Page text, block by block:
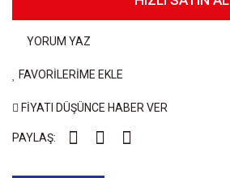
YORUM YAZ
FAVORİLERİME EKLE
FİYATI DÜŞÜNCE HABER VER
PAYLAŞ: